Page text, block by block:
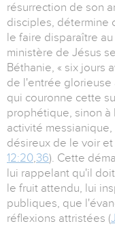
résurrection de son
disciples, détermine
le faire disparaître
ministère de Jésus
Béthanie, « six jours
de l'entrée glorieuse
qui couronne cette
prophétique, sinon à
activité
désireux de le voir
12:20,36). Cette
lui rappelant qu'il
le fruit attendu, lui
publiques, que
réflexions attristées (